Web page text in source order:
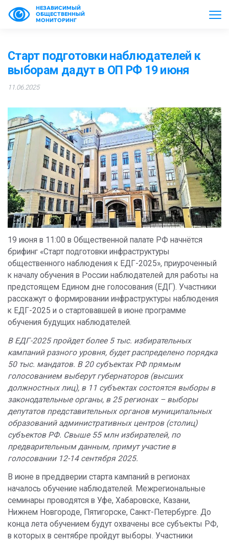
НЕЗАВИСИМЫЙ
ОБЩЕСТВЕННЫЙ
МОНИТОРИНГ
Старт подготовки наблюдателей к
выборам дадут в ОП РФ 19 июня
11.06.2025
19 июня в 11:00 в Общественной палате РФ начнётся
брифинг «Старт подготовки инфраструктуры
общественного наблюдения к ЕДГ-2025», приуроченный
к началу обучения в России наблюдателей для работы на
предстоящем Едином дне голосования (ЕДГ). Участники
расскажут о формировании инфраструктуры наблюдения
к ЕДГ-2025 и о стартовавшей в июне программе
обучения будущих наблюдателей.
В ЕДГ-2025 пройдет более 5 тыс. избирательных
кампаний разного уровня, будет распределено порядка
50 тыс. мандатов. В 20 субъектах РФ прямым
голосованием выберут губернаторов (высших
должностных лиц), в 11 субъектах состоятся выборы в
законодательные органы, в 25 регионах – выборы
депутатов представительных органов муниципальных
образований административных центров (столиц)
субъектов РФ. Свыше 55 млн избирателей, по
предварительным данным, примут участие в
голосовании 12-14 сентября 2025.
В июне в преддверии старта кампаний в регионах
началось обучение наблюдателей. Межрегиональные
семинары проводятся в Уфе, Хабаровске, Казани,
Нижнем Новгороде, Пятигорске, Санкт-Петербурге. До
конца лета обучением будут охвачены все субъекты РФ,
в которых в сентябре пройдут выборы. Участники